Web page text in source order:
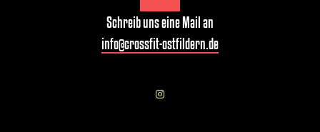
Schreib uns eine Mail an
info@crossfit-ostfildern.de